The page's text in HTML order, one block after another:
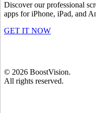
Discover our professional
apps for iPhone, iPad, and
GET IT NOW
© 2026 BoostVision.
All rights reserved.